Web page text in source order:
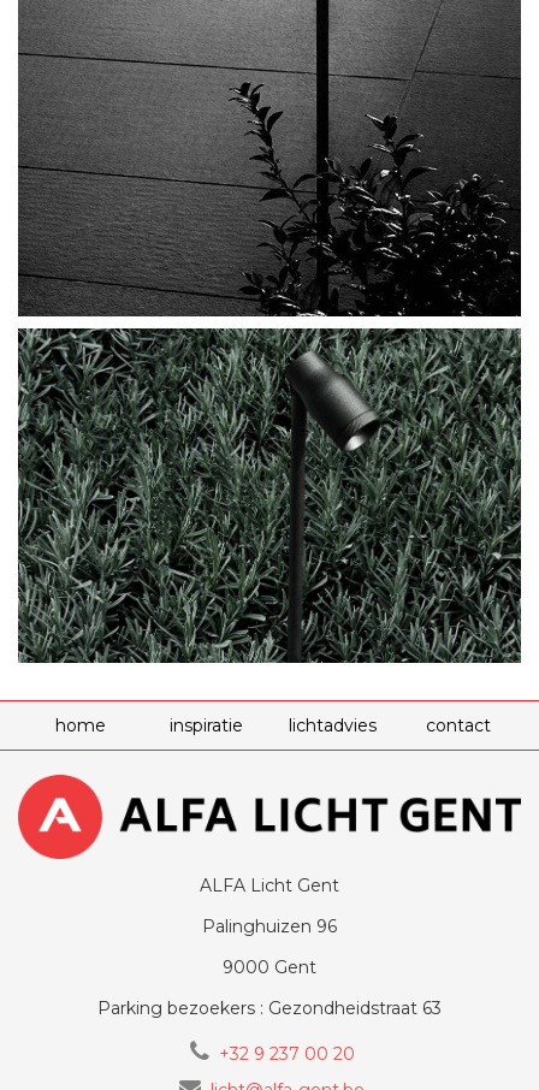
home inspiratie lichtadvies contact
ALFA Licht Gent
Palinghuizen 96
9000 Gent
Parking bezoekers : Gezondheidstraat 63
+32 9 237 00 20